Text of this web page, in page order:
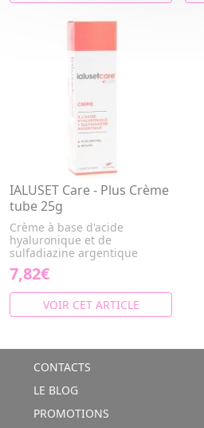
IALUSET Care - Plus Crème
tube 25g
Crème à base d'acide
hyaluronique et de
sulfadiazine argentique
7,82€
VOIR CET ARTICLE
CONTACTS
LE BLOG
PROMOTIONS